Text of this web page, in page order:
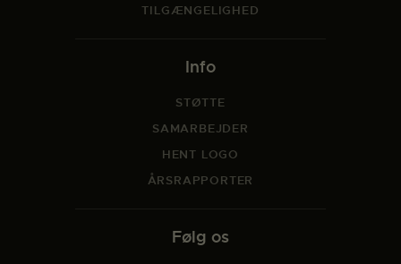
TILGÆNGELIGHED
Info
STØTTE
SAMARBEJDER
HENT LOGO
ÅRSRAPPORTER
Følg os